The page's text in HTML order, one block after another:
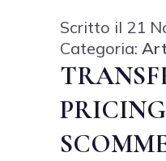
Scritto il 21
Categoria: